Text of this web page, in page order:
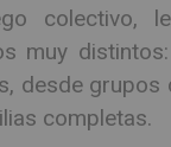
colectivo,
muy
desde grupos
completas.